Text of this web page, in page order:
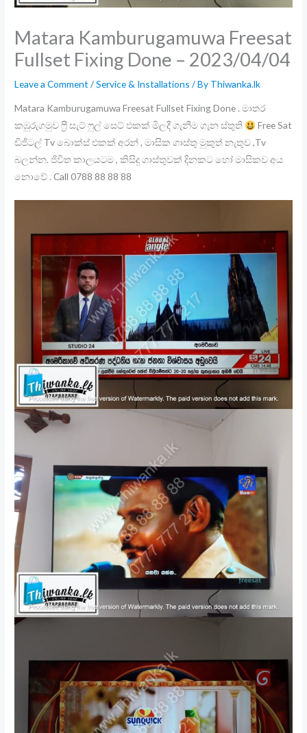
Matara Kamburugamuwa Freesat
Fullset Fixing Done – 2023/04/04
Leave a Comment /Service & Installations / By Thiwanka.lk
Matara Kamburugamuwa Freesat Fullset Fixing Done . මාතර
කඹුරුගමුව ෆ්‍රී සැට් ෆුල් සෙට් එකක් මිලදී ගැනීම ගැන ස්තුති
Free Sat
ඩිජිටල් Tv බොක්ස් එකක් අරන් , මාසික ගාස්තු මුකුත් නැතුව ,Tv
බලන්න. ජිවිත කාලයටම , කිසිදු ගාස්තුවක් දිනකට හෝ මාසිකව අය
නොවේ . Call 0788 88 88 88